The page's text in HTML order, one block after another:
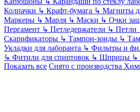
Колпачки ↳ Крафт-бумага ↳ Магниты
Маркеры ↳ Марля ↳ Маски ↳ Очки
Пергамент ↳ Петледержатели ↳ Петли
Скарификаторы ↳ Тампон-зонды ↳
Укладки для лаборанта ↳ Фильтры и
↳ Фитили для спиртовок ↳ Шприцы ↳
Показать все Снято с производства